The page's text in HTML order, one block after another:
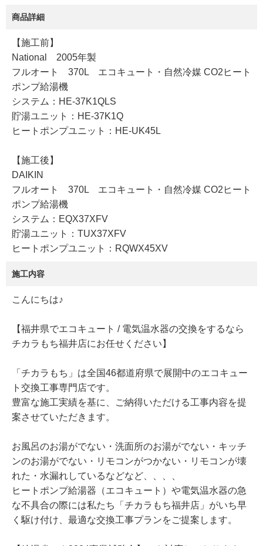
商品詳細
【施工前】
National 2005年製
フルオート 370L エコキュート・自然冷媒 CO2ヒート
ポンプ給湯機
システム：HE-37K1QLS
貯湯ユニット：HE-37K1Q
ヒートポンプユニット：HE-UK45L
【施工後】
DAIKIN
フルオート 370L エコキュート・自然冷媒 CO2ヒート
ポンプ給湯機
システム：EQX37XFV
貯湯ユニット：TUX37XFV
ヒートポンプユニット：RQWX45XV
施工内容
こんにちは♪
【福井県でエコキュート / 電気温水器の交換をするなら
チカラもち福井店にお任せください】
「チカラもち」は全国46都道府県で展開中のエコキュー
ト交換工事専門店です。
豊富な施工実績を基に、ご納得いただける工事内容を提
案させていただきます。
お風呂のお湯がでない・洗面所のお湯がでない・キッチ
ンのお湯がでない・リモコンがつかない・リモコンが壊
れた・水漏れしているなどなど、、、、
ヒートポンプ給湯器（エコキュート）や電気温水器の急
な不具合の際には私たち「チカラもち福井店」がいち早
く駆け付け、最適な交換工事プランをご提案します。